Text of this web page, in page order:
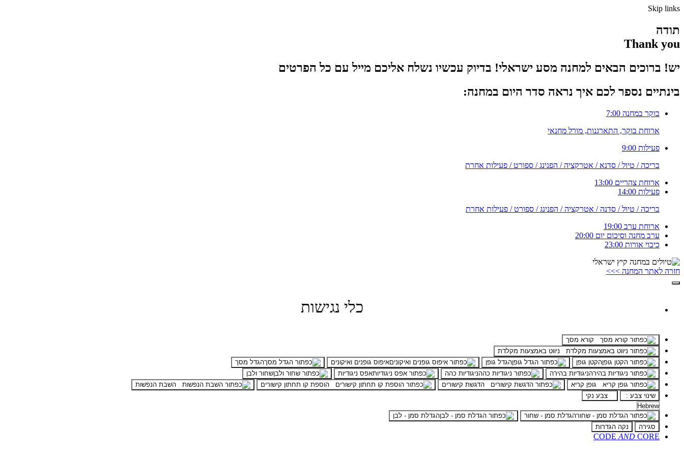
Skip links
תודה
Thank you
יש! ברוכים הבאים למחנה מסע ישראלי! בדיוק עכשיו נשלח אליכם מייל עם כל הפרטים
בינתיים נספר לכם איך נראה סדר היום במחנה:
בוקר במחנה 7:00
ארוחת בוקר, התארגנות, מורל מחנאי
פעילות 9:00
בריכה / טיול / סדנא / אטרקציה / הפנינג / ספורט / פעילות אחרת
ארוחת צהריים 13:00
פעילות 14:00
בריכה / טיול / סדנה / אטרקציה / הפנינג / ספורט / פעילות אחרת
ארוחת ערב 19:00
ערב מחנה וסיכום יום 20:00
כיבוי אורות 23:00
חזרה לאתר המחנה >>>
כלי נגישות
קורא מסך
ניווט באמצעות מקלדת
הקטן גופן
הגדל גופן איפוס גופנים ואיקונים
הגדל מסך
ניגודיות בהירה
ניגודיות כהה אפס ניגודיות
שחור ולבן
גופן קריא
הדגשת קישורים הוספת קו תחתון קישורים
השבת הנפשות
שינוי צבע :
צבע נקי
הגדלת סמן - שחור
הגדלת סמן - לבן
סגירה
נקה הגדרות
CODE AND CORE